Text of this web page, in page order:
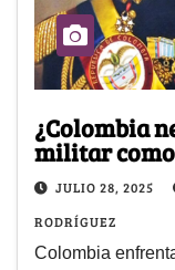
¿Colombia
militar
JULIO 28, 2025
RODRÍGUEZ
Colombia